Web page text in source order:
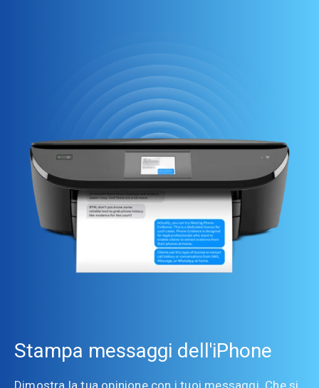
Stampa messaggi dell'iPhone
Dimostra la tua opinione con i tuoi messaggi. Che si